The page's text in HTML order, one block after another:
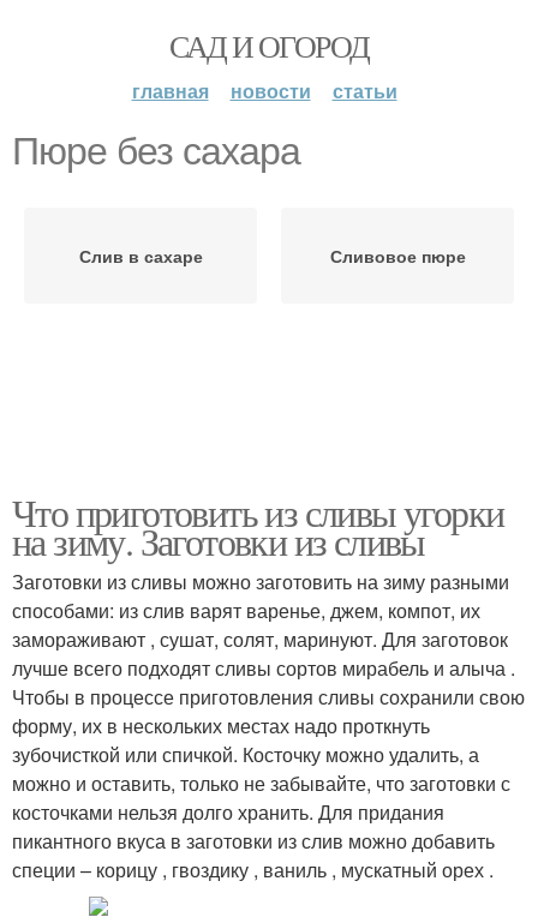
САД И ОГОРОД
главная новости статьи
Пюре без сахара
Слив в сахаре Сливовое пюре
Что приготовить из сливы угорки
на зиму. Заготовки из сливы
Заготовки из сливы можно заготовить на зиму разными
способами: из слив варят варенье, джем, компот, их
замораживают , сушат, солят, маринуют. Для заготовок
лучше всего подходят сливы сортов мирабель и алыча .
Чтобы в процессе приготовления сливы сохранили свою
форму, их в нескольких местах надо проткнуть
зубочисткой или спичкой. Косточку можно удалить, а
можно и оставить, только не забывайте, что заготовки с
косточками нельзя долго хранить. Для придания
пикантного вкуса в заготовки из слив можно добавить
специи – корицу , гвоздику , ваниль , мускатный орех .